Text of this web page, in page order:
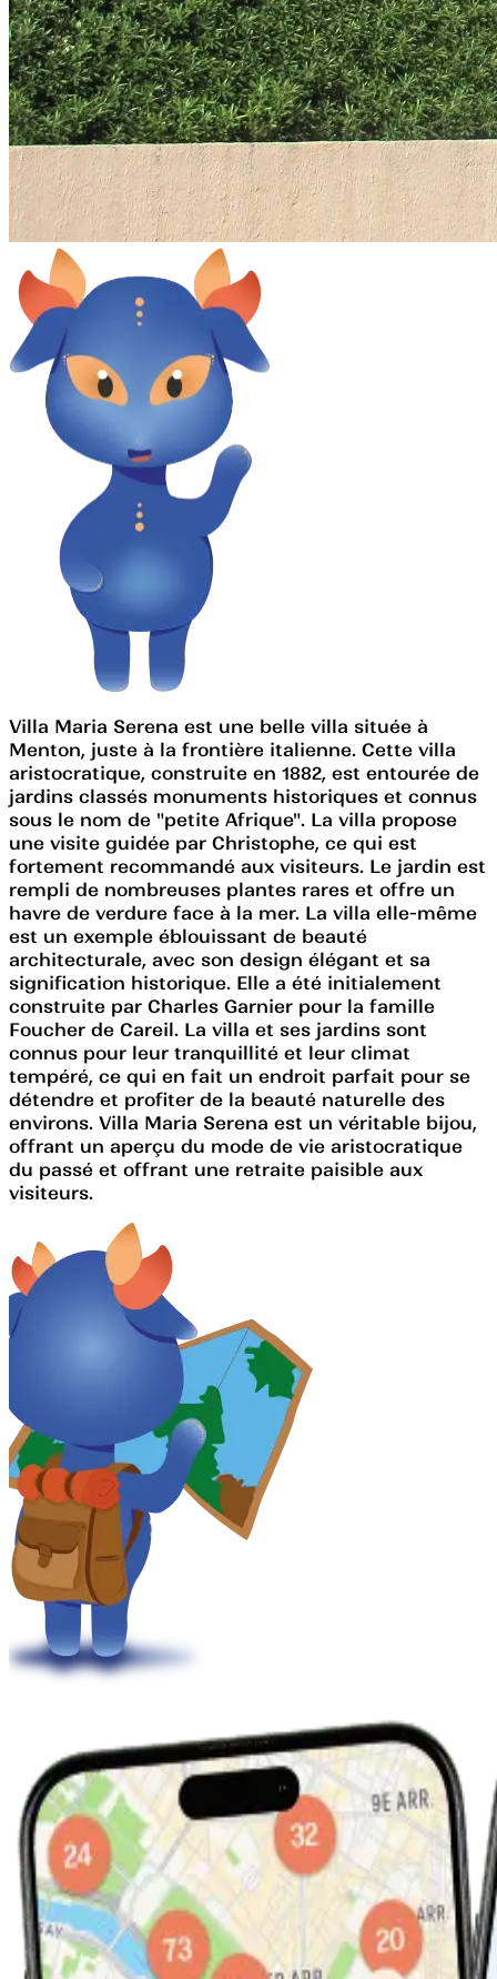
Villa Maria Serena est une belle villa située à
Menton, juste à la frontière italienne. Cette villa
aristocratique, construite en 1882, est entourée de
jardins classés monuments historiques et connus
sous le nom de "petite Afrique". La villa propose
une visite guidée par Christophe, ce qui est
fortement recommandé aux visiteurs. Le jardin est
rempli de nombreuses plantes rares et offre un
havre de verdure face à la mer. La villa elle-même
est un exemple éblouissant de beauté
architecturale, avec son design élégant et sa
signification historique. Elle a été initialement
construite par Charles Garnier pour la famille
Foucher de Careil. La villa et ses jardins sont
connus pour leur tranquillité et leur climat
tempéré, ce qui en fait un endroit parfait pour se
détendre et profiter de la beauté naturelle des
environs. Villa Maria Serena est un véritable bijou,
offrant un aperçu du mode de vie aristocratique
du passé et offrant une retraite paisible aux
visiteurs.